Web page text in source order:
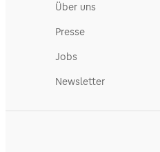
Über uns
Presse
Jobs
Newsletter